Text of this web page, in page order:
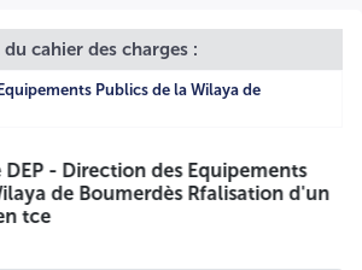
cahier des charges :
Publics de la Wilaya de